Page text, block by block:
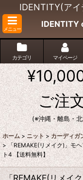
IDENTITY(アイ
メニュー
カテゴリ マイページ
ご注
(※沖縄・離島・
ホーム > ニット > カーディガ
> 「REMAKE(リメイク)」モ
ト4 【送料無料】
「REMAKE(リメイ